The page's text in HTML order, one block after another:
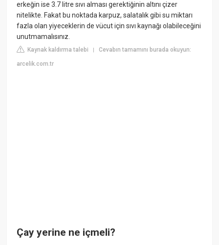
erkeğin ise 3.7 litre sıvı alması gerektiğinin altını çizer
nitelikte. Fakat bu noktada karpuz, salatalık gibi su miktarı
fazla olan yiyeceklerin de vücut için sıvı kaynağı olabileceğini
unutmamalısınız.
Kaynak kaldırma talebi |Cevabın tamamını burada okuyun:
arcelik.com.tr
Çay yerine ne içmeli?